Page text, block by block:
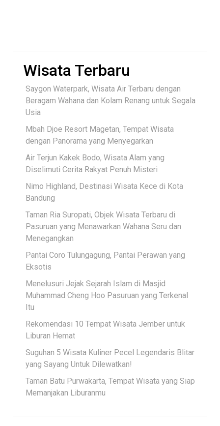
Wisata Terbaru
Saygon Waterpark, Wisata Air Terbaru dengan
Beragam Wahana dan Kolam Renang untuk Segala
Usia
Mbah Djoe Resort Magetan, Tempat Wisata
dengan Panorama yang Menyegarkan
Air Terjun Kakek Bodo, Wisata Alam yang
Diselimuti Cerita Rakyat Penuh Misteri
Nimo Highland, Destinasi Wisata Kece di Kota
Bandung
Taman Ria Suropati, Objek Wisata Terbaru di
Pasuruan yang Menawarkan Wahana Seru dan
Menegangkan
Pantai Coro Tulungagung, Pantai Perawan yang
Eksotis
Menelusuri Jejak Sejarah Islam di Masjid
Muhammad Cheng Hoo Pasuruan yang Terkenal
Itu
Rekomendasi 10 Tempat Wisata Jember untuk
Liburan Hemat
Suguhan 5 Wisata Kuliner Pecel Legendaris Blitar
yang Sayang Untuk Dilewatkan!
Taman Batu Purwakarta, Tempat Wisata yang Siap
Memanjakan Liburanmu